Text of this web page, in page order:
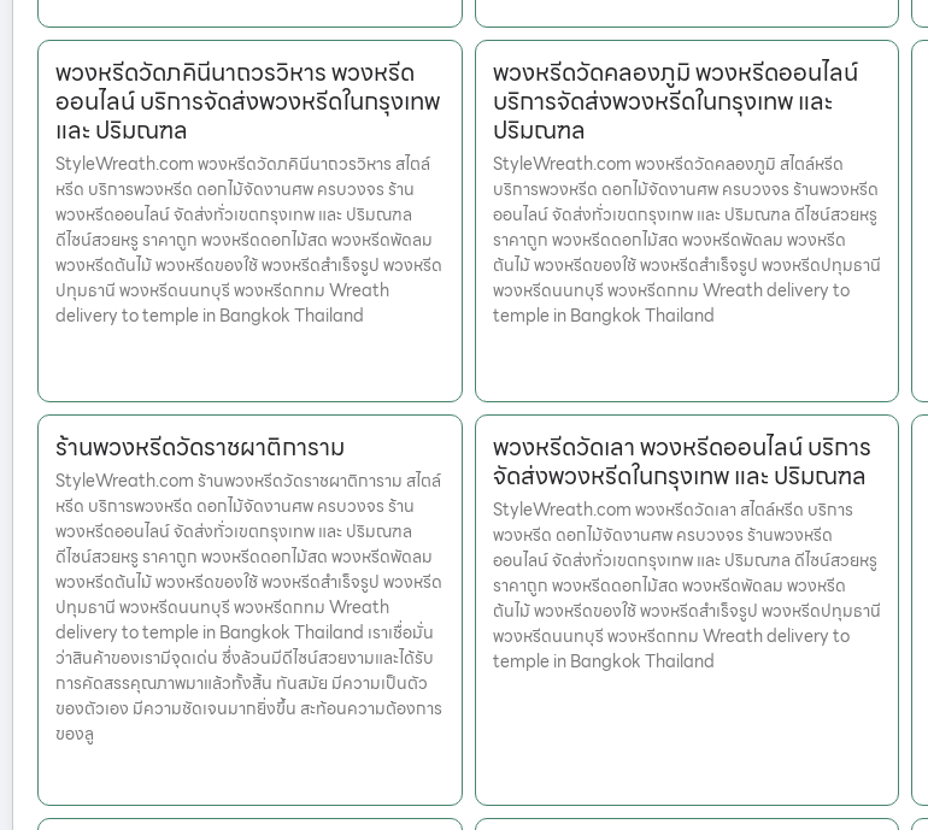
พวงหรีดวัดภคินีนาถวรวิหาร พวงหรีด
ออนไลน์ บริการจัดส่งพวงหรีดในกรุงเทพ
และ ปริมณฑล
StyleWreath.com พวงหรีดวัดภคินีนาถวรวิหาร สไตล์
หรีด บริการพวงหรีด ดอกไม้จัดงานศพ ครบวงจร ร้าน
พวงหรีดออนไลน์ จัดส่งทั่วเขตกรุงเทพ และ ปริมณฑล
ดีไซน์สวยหรู ราคาถูก พวงหรีดดอกไม้สด พวงหรีดพัดลม
พวงหรีดต้นไม้ พวงหรีดของใช้ พวงหรีดสำเร็จรูป พวงหรีด
ปทุมธานี พวงหรีดนนทบุรี พวงหรีดกทม Wreath
delivery to temple in Bangkok Thailand
พวงหรีดวัดคลองภูมิ พวงหรีดออนไลน์
บริการจัดส่งพวงหรีดในกรุงเทพ และ
ปริมณฑล
StyleWreath.com พวงหรีดวัดคลองภูมิ สไตล์หรีด
บริการพวงหรีด ดอกไม้จัดงานศพ ครบวงจร ร้านพวงหรีด
ออนไลน์ จัดส่งทั่วเขตกรุงเทพ และ ปริมณฑล ดีไซน์สวยหรู
ราคาถูก พวงหรีดดอกไม้สด พวงหรีดพัดลม พวงหรีด
ต้นไม้ พวงหรีดของใช้ พวงหรีดสำเร็จรูป พวงหรีดปทุมธานี
พวงหรีดนนทบุรี พวงหรีดกทม Wreath delivery to
temple in Bangkok Thailand
ร้านพวงหรีดวัดราชผาติการาม
StyleWreath.com ร้านพวงหรีดวัดราชผาติการาม สไตล์
หรีด บริการพวงหรีด ดอกไม้จัดงานศพ ครบวงจร ร้าน
พวงหรีดออนไลน์ จัดส่งทั่วเขตกรุงเทพ และ ปริมณฑล
ดีไซน์สวยหรู ราคาถูก พวงหรีดดอกไม้สด พวงหรีดพัดลม
พวงหรีดต้นไม้ พวงหรีดของใช้ พวงหรีดสำเร็จรูป พวงหรีด
ปทุมธานี พวงหรีดนนทบุรี พวงหรีดกทม Wreath
delivery to temple in Bangkok Thailand เราเชื่อมั่น
ว่าสินค้าของเรามีจุดเด่น ซึ่งล้วนมีดีไซน์สวยงามและได้รับ
การคัดสรรคุณภาพมาแล้วทั้งสิ้น ทันสมัย มีความเป็นตัว
ของตัวเอง มีความชัดเจนมากยิ่งขึ้น สะท้อนความต้องการ
ของลู
พวงหรีดวัดเลา พวงหรีดออนไลน์ บริการ
จัดส่งพวงหรีดในกรุงเทพ และ ปริมณฑล
StyleWreath.com พวงหรีดวัดเลา สไตล์หรีด บริการ
พวงหรีด ดอกไม้จัดงานศพ ครบวงจร ร้านพวงหรีด
ออนไลน์ จัดส่งทั่วเขตกรุงเทพ และ ปริมณฑล ดีไซน์สวยหรู
ราคาถูก พวงหรีดดอกไม้สด พวงหรีดพัดลม พวงหรีด
ต้นไม้ พวงหรีดของใช้ พวงหรีดสำเร็จรูป พวงหรีดปทุมธานี
พวงหรีดนนทบุรี พวงหรีดกทม Wreath delivery to
temple in Bangkok Thailand